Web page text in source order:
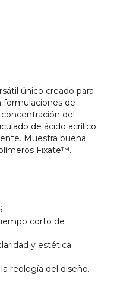
único creado para
formulaciones de
del
de ácido acrílico
Muestra buena
Fixate™.
corto de
y estética
reología del diseño.